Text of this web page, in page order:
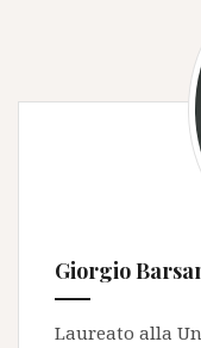
Giorgio
Laureato alla